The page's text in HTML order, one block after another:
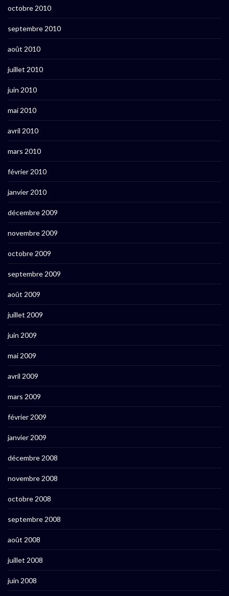
octobre 2010
septembre 2010
août 2010
juillet 2010
juin 2010
mai 2010
avril 2010
mars 2010
février 2010
janvier 2010
décembre 2009
novembre 2009
octobre 2009
septembre 2009
août 2009
juillet 2009
juin 2009
mai 2009
avril 2009
mars 2009
février 2009
janvier 2009
décembre 2008
novembre 2008
octobre 2008
septembre 2008
août 2008
juillet 2008
juin 2008